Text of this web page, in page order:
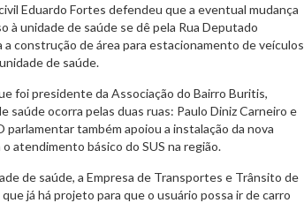
Eduardo Fortes defendeu que a eventual mudança
à unidade de saúde se dê pela Rua Deputado
construção de área para estacionamento de veículos
de saúde.
foi presidente da Associação do Bairro Buritis,
saúde ocorra pelas duas ruas: Paulo Diniz Carneiro e
também apoiou a instalação da nova
atendimento básico do SUS na região.
de saúde, a Empresa de Transportes e Trânsito de
já há projeto para que o usuário possa ir de carro